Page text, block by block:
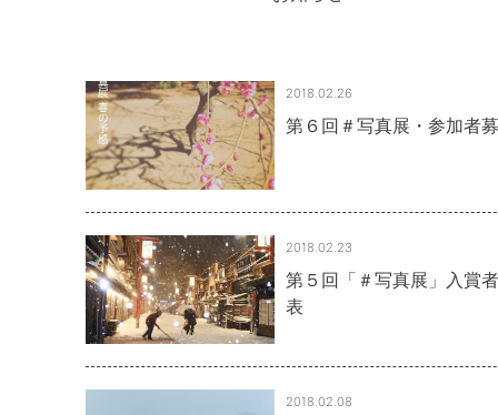
2018.02.26
第６回＃写真展・参加者
2018.02.23
第５回「＃写真展」入賞
表
2018.02.08